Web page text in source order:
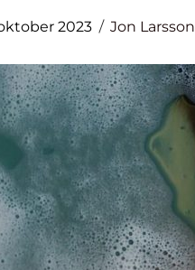
oktober 2023 Jon Larsson